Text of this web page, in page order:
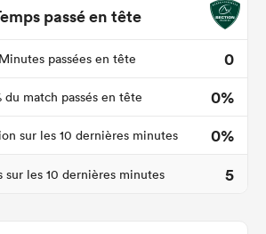
passé en tête
Minutes passées en tête
0
du match passés en tête
0%
sur les 10 dernières minutes
0%
sur les 10 dernières minutes 5